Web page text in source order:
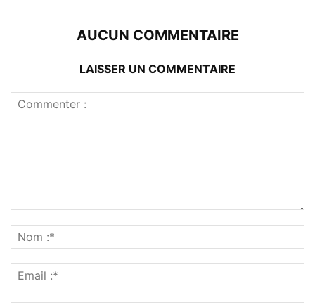
AUCUN COMMENTAIRE
LAISSER UN COMMENTAIRE